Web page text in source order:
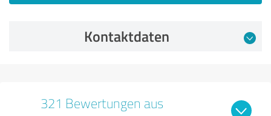
Kontaktdaten
321 Bewertungen aus